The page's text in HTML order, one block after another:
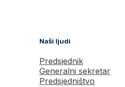
Naši ljudi
Predsjednik
Generalni sekretar
Predsjedništvo